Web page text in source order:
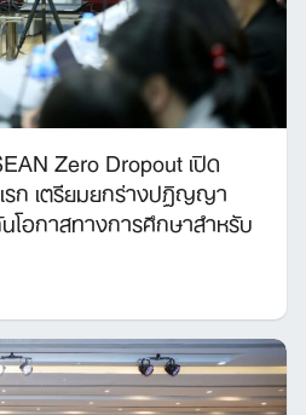
Zero Dropout เปิด
ก เตรียมยกร่างปฏิญญา
โอกาสทางการศึกษาสำหรับ